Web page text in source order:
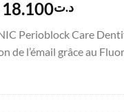
Le
initial
était :
د.ت18.100
Le
actuel
est :
Perioblock Care
de l’émail grâce au Fluor